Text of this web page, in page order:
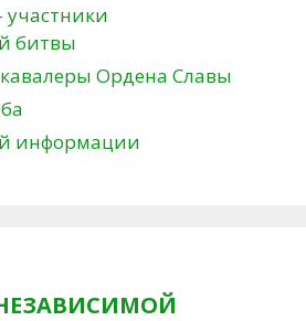
участники
битвы
Ордена Славы
информации